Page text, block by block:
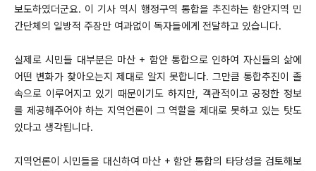
보도하였더군요. 이 기사 역시 행정구역 통합을 추진하는 함안지역 민
간단체의 일방적 주장만 여과없이 독자들에게 전달하고 있습니다.
실제로 시민들 대부분은 마산 + 함안 통합으로 인하여 자신들의 삶에
어떤 변화가 찾아오는지 제대로 알지 못합니다. 그만큼 통합추진이 졸
속으로 이루어지고 있기 때문이기도 하지만, 객관적이고 공정한 정보
를 제공해주어야 하는 지역언론이 그 역할을 제대로 못하고 있는 탓도
있다고 생각됩니다.
지역언론이 시민들을 대신하여 마산 + 함안 통합의 타당성을 검토해보